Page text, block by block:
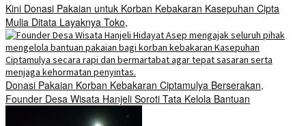
Kini Donasi Pakaian untuk Korban Kebakaran Kasepuhan Cipta
Mulia Ditata Layaknya Toko,
Donasi Pakaian Korban Kebakaran Ciptamulya Berserakan,
Founder Desa Wisata Hanjeli Soroti Tata Kelola Bantuan